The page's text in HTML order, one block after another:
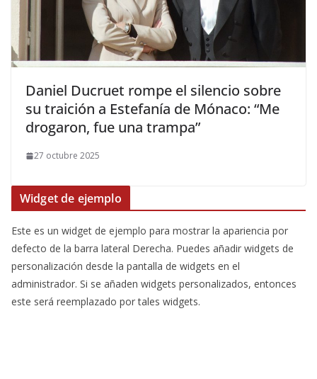
​Daniel Ducruet rompe el silencio sobre
su traición a Estefanía de Mónaco: “Me
drogaron, fue una trampa”
27 octubre 2025
Widget de ejemplo
Este es un widget de ejemplo para mostrar la apariencia por
defecto de la barra lateral Derecha. Puedes añadir widgets de
personalización desde la pantalla de widgets en el
administrador. Si se añaden widgets personalizados, entonces
este será reemplazado por tales widgets.